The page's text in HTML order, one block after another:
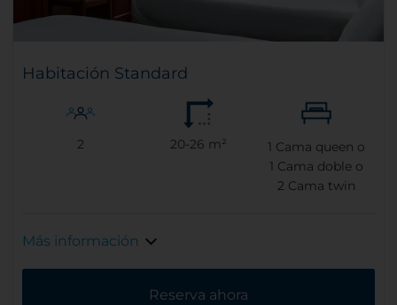
Habitación Standard
2 20-26 m² 1 Cama queen o
1 Cama doble o
2 Cama twin
Más información
Reserva ahora